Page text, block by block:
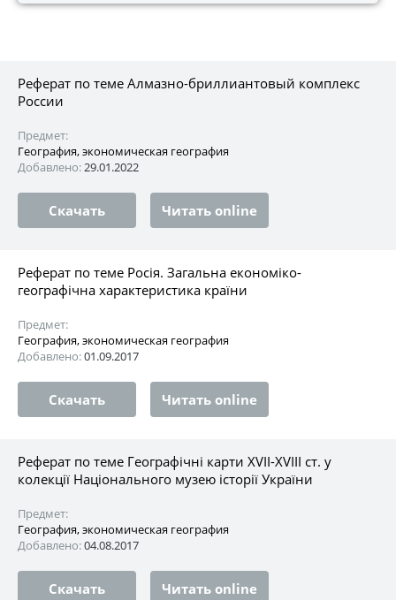
Реферат по теме Алмазно-бриллиантовый комплекс
России
Предмет:
География, экономическая география
Добавлено:29.01.2022
Скачать Читать online
Реферат по теме Росія. Загальна економіко-
географічна характеристика країни
Предмет:
География, экономическая география
Добавлено:01.09.2017
Скачать Читать online
Реферат по теме Географічні карти ХVІІ-ХVIII ст. у
колекції Національного музею історії України
Предмет:
География, экономическая география
Добавлено:04.08.2017
Скачать Читать online